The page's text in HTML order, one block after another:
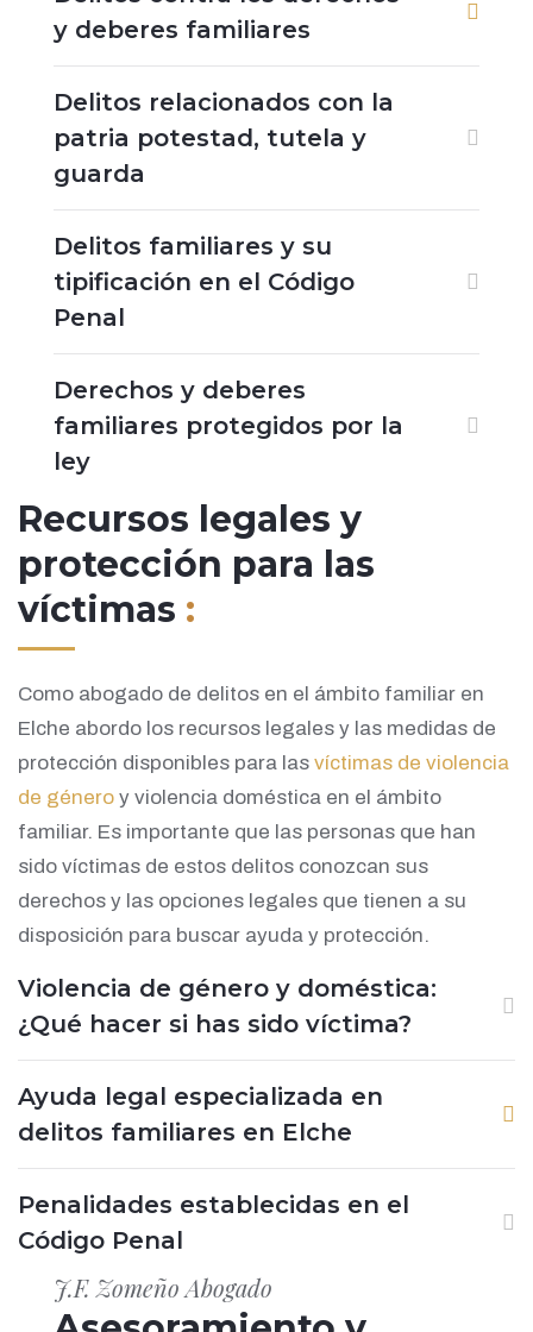
y deberes familiares
Delitos relacionados con la
patria potestad, tutela y
guarda
Delitos familiares y su
tipificación en el Código
Penal
Derechos y deberes
familiares protegidos por la
ley
Recursos legales y
protección para las
víctimas :
Como abogado de delitos en el ámbito familiar en
Elche abordo los recursos legales y las medidas de
protección disponibles para las víctimas de violencia
de género y violencia doméstica en el ámbito
familiar. Es importante que las personas que han
sido víctimas de estos delitos conozcan sus
derechos y las opciones legales que tienen a su
disposición para buscar ayuda y protección.
Violencia de género y doméstica:
¿Qué hacer si has sido víctima?
Ayuda legal especializada en
delitos familiares en Elche
Penalidades establecidas en el
Código Penal
J.F. Zomeño Abogado